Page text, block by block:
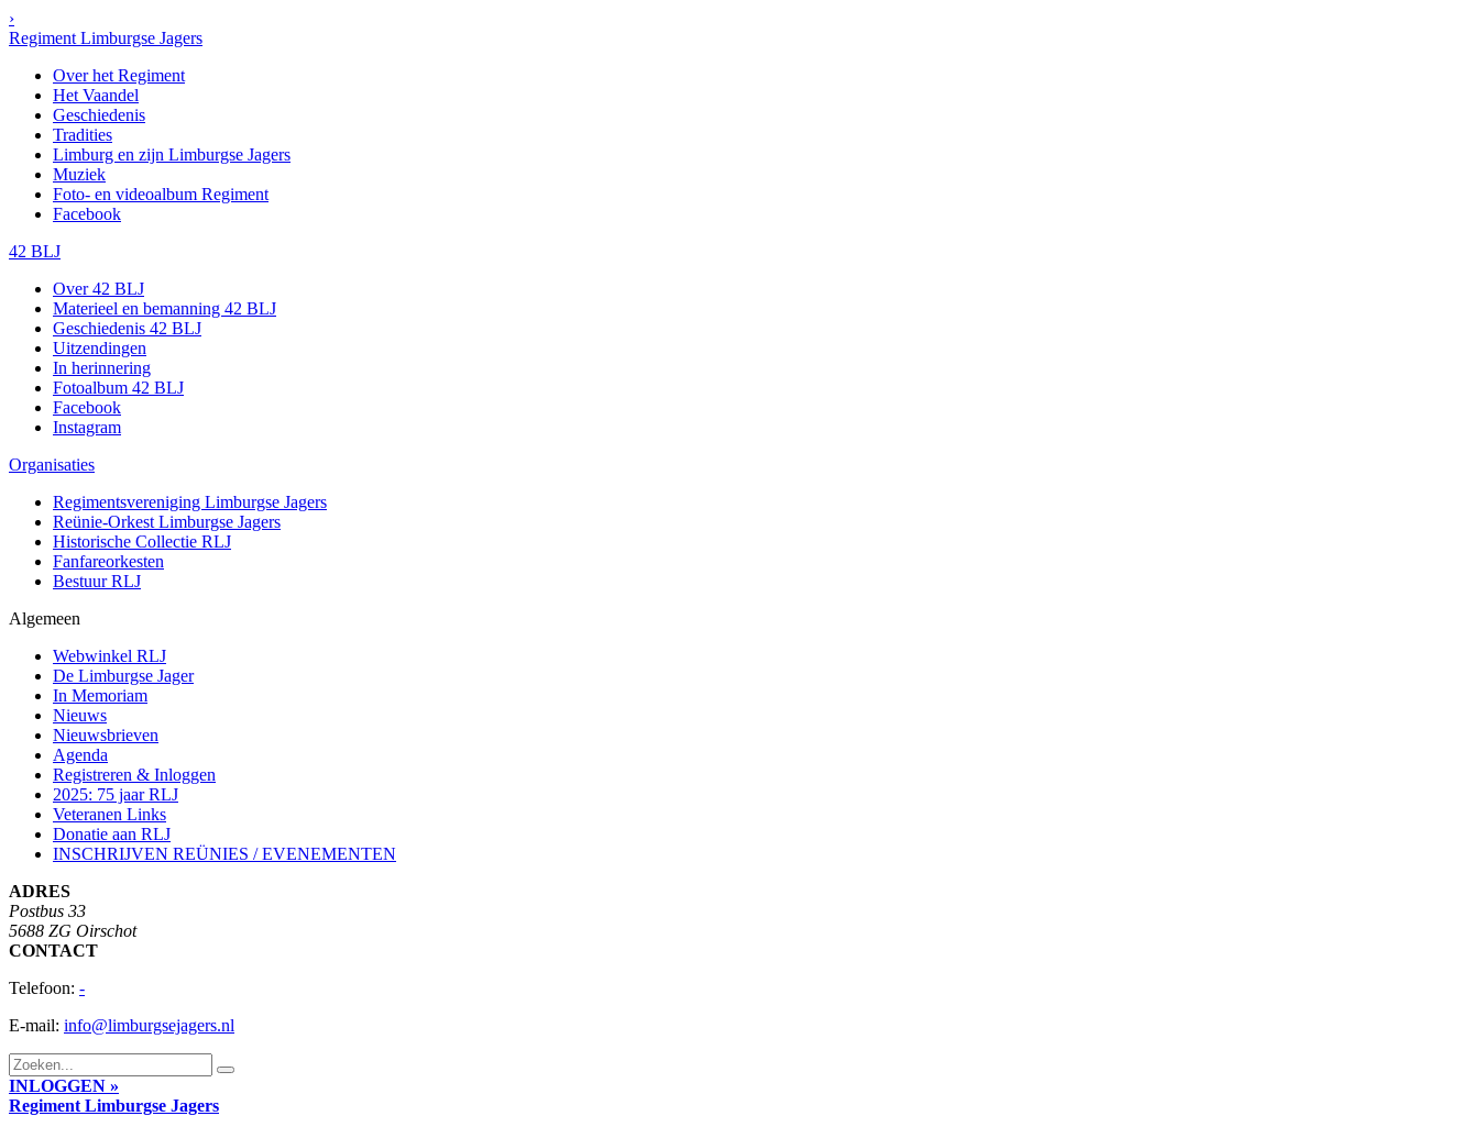
›
Regiment Limburgse Jagers
Over het Regiment
Het Vaandel
Geschiedenis
Tradities
Limburg en zijn Limburgse Jagers
Muziek
Foto- en videoalbum Regiment
Facebook
42 BLJ
Over 42 BLJ
Materieel en bemanning 42 BLJ
Geschiedenis 42 BLJ
Uitzendingen
In herinnering
Fotoalbum 42 BLJ
Facebook
Instagram
Organisaties
Regimentsvereniging Limburgse Jagers
Reünie-Orkest Limburgse Jagers
Historische Collectie RLJ
Fanfareorkesten
Bestuur RLJ
Algemeen
Webwinkel RLJ
De Limburgse Jager
In Memoriam
Nieuws
Nieuwsbrieven
Agenda
Registreren & Inloggen
2025: 75 jaar RLJ
Veteranen Links
Donatie aan RLJ
INSCHRIJVEN REÜNIES / EVENEMENTEN
ADRES
Postbus 33
5688 ZG Oirschot
CONTACT
Telefoon: -
E-mail: info@limburgsejagers.nl
INLOGGEN »
Regiment Limburgse Jagers